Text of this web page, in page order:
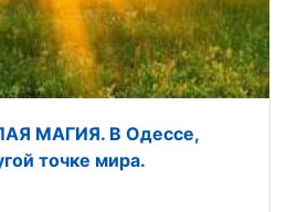
МАГИЯ. В Одессе,
точке мира.